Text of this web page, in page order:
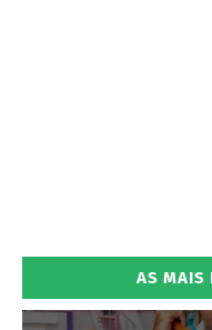
AS MAIS